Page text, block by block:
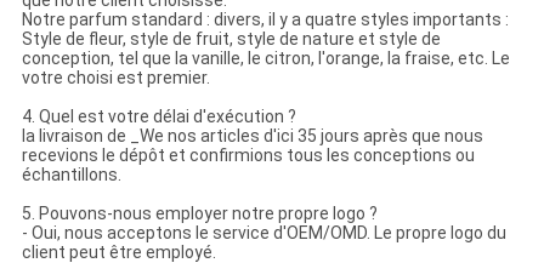
Notre parfum standard : divers, il y a quatre styles importants :
Style de fleur, style de fruit, style de nature et style de
conception, tel que la vanille, le citron, l'orange, la fraise, etc. Le
votre choisi est premier.
4. Quel est votre délai d'exécution ?
la livraison de _We nos articles d'ici 35 jours après que nous
recevions le dépôt et confirmions tous les conceptions ou
échantillons.
5. Pouvons-nous employer notre propre logo ?
- Oui, nous acceptons le service d'OEM/OMD. Le propre logo du
client peut être employé.